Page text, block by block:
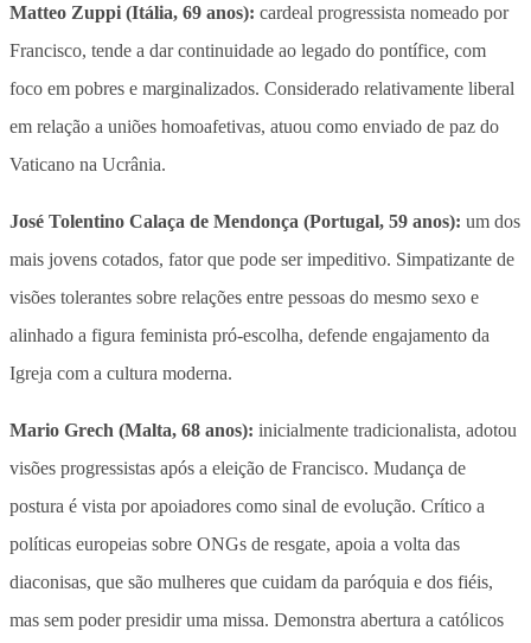
Matteo Zuppi (Itália, 69 anos): cardeal progressista nomeado por
Francisco, tende a dar continuidade ao legado do pontífice, com
foco em pobres e marginalizados. Considerado relativamente liberal
em relação a uniões homoafetivas, atuou como enviado de paz do
Vaticano na Ucrânia.
José Tolentino Calaça de Mendonça (Portugal, 59 anos): um dos
mais jovens cotados, fator que pode ser impeditivo. Simpatizante de
visões tolerantes sobre relações entre pessoas do mesmo sexo e
alinhado a figura feminista pró-escolha, defende engajamento da
Igreja com a cultura moderna.
Mario Grech (Malta, 68 anos): inicialmente tradicionalista, adotou
visões progressistas após a eleição de Francisco. Mudança de
postura é vista por apoiadores como sinal de evolução. Crítico a
políticas europeias sobre ONGs de resgate, apoia a volta das
diaconisas, que são mulheres que cuidam da paróquia e dos fiéis,
mas sem poder presidir uma missa. Demonstra abertura a católicos